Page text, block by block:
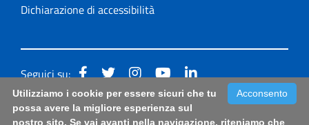
Dichiarazione di accessibilità
Seguici su:
Accessibilità: form di segnalazione di prima istanza per
Acconsento
Utilizziamo i cookie per essere sicuri che tu
possa avere la migliore esperienza sul
nostro sito. Se vai avanti nella navigazione, riteniamo che